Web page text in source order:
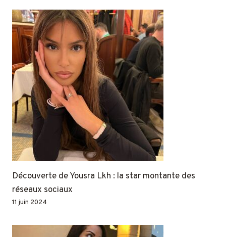
Découverte de Yousra Lkh : la star montante des
réseaux sociaux
11 juin 2024